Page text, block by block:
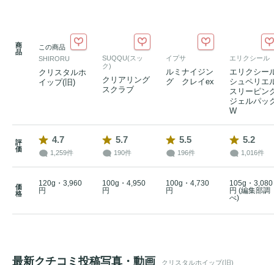
商
品
この商品
SHIRORU
クリスタルホ
イップ(旧)
SUQQU(スッ
ク)
クリアリング
スクラブ
イプサ
ルミナイジン
グ クレイex
エリクシール
エリクシー
シュペリエ
スリーピン
ジェルパッ
W
評
価
4.7
1,259件
5.7
190件
5.5
196件
5.2
1,016件
価
格
120g・3,960
円
100g・4,950
円
100g・4,730
円
105g・3,080
円 (編集部調
べ)
最新クチコミ投稿写真・動画 クリスタルホイップ(旧)